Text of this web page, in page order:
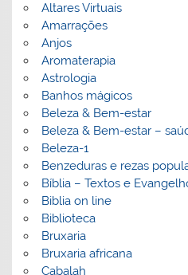
Altares Virtuais
Amarrações
Anjos
Aromaterapia
Astrologia
Banhos mágicos
Beleza & Bem-estar
Beleza & Bem-estar –
Beleza-1
Benzeduras e rezas
Bíblia – Textos e
Biblia on line
Biblioteca
Bruxaria
Bruxaria africana
Cabalah